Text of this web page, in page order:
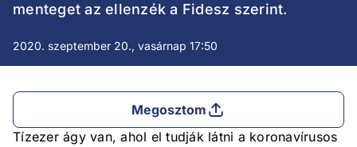
menteget az ellenzék a Fidesz szerint.
2020. szeptember 20., vasárnap 17:50
Megosztom
Tízezer ágy van, ahol el tudják látni a koronavírusos